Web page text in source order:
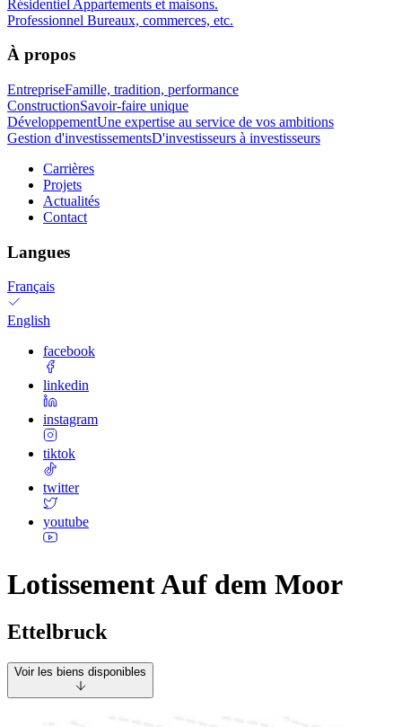
Résidentiel Appartements et maisons.
Professionnel Bureaux, commerces, etc.
À propos
EntrepriseFamille, tradition, performance
ConstructionSavoir-faire unique
DéveloppementUne expertise au service de vos ambitions
Gestion d'investissementsD'investisseurs à investisseurs
Carrières
Projets
Actualités
Contact
Langues
Français
English
facebook
linkedin
instagram
tiktok
twitter
youtube
Lotissement Auf dem Moor
Ettelbruck
Voir les biens disponibles